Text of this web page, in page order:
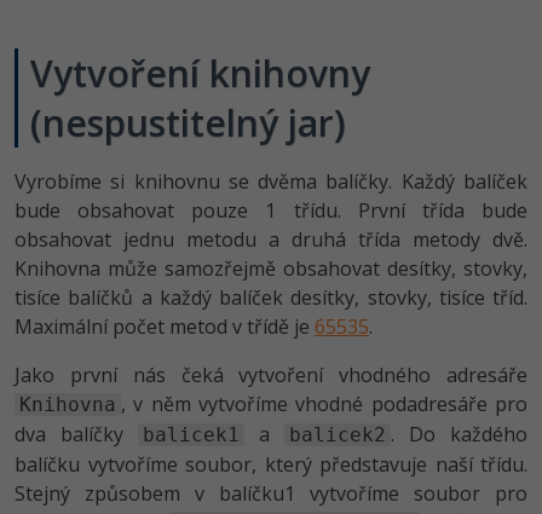
WordPress specialista
SEO specialista
Umělá inteligence (AI) -10%
Pro děti
Více
Fórum
Kurzy e-commerce
Testování softwaru
Datová analýza
Digitální gramotnost
Kurzy designu
HTML/CSS -80%
Photoshop -80%
Příběhy absolventů
Blog
Vytvoření knihovny
(nespustitelný jar)
Vyrobíme si knihovnu se dvěma balíčky. Každý balíček
bude obsahovat pouze 1 třídu. První třída bude
obsahovat jednu metodu a druhá třída metody dvě.
Knihovna může samozřejmě obsahovat desítky, stovky,
tisíce balíčků a každý balíček desítky, stovky, tisíce tříd.
Maximální počet metod v třídě je 65535.
Jako první nás čeká vytvoření vhodného adresáře
Knihovna , v něm vytvoříme vhodné podadresáře pro
dva balíčky
balicek1 a balicek2 . Do každého
balíčku vytvoříme soubor, který představuje naší třídu.
Stejný způsobem v balíčku1 vytvoříme soubor pro